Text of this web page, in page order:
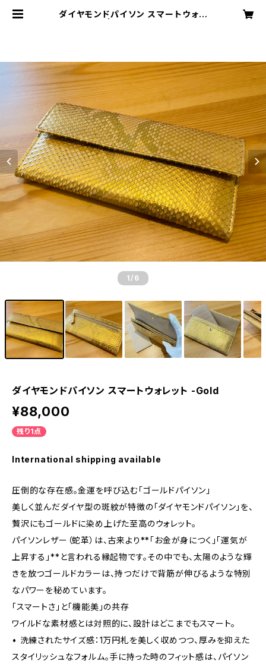
ダイヤモンドパイソン スマートウォレ
1 /6
ダイヤモンドパイソン スマートウォレット -Gold
¥88,000
残り1点
International shipping available
圧倒的な存在感。金運を呼び込む「ゴールドパイソン」
美しく並んだダイヤ型の斑紋が特徴の「ダイヤモンドパイソン」を、
贅沢にもゴールドに染め上げた至高のウォレット。
パイソンレザー（蛇革）は、古来より**「お金が身につく」「運気が
上昇する」**と言われる縁起物です。その中でも、太陽のような輝
きを放つゴールドカラーは、持つだけで背筋が伸びるような特別
なパワーを秘めています。
「スマートさ」と「機能美」の共存
ワイルドな素材感とは対照的に、設計はどこまでもスマート。
• 洗練されたサイズ感：1万円札を美しく収めつつ、厚みを抑えた
スタイリッシュなフォルム。手に持った時のフィット感は、パイソン